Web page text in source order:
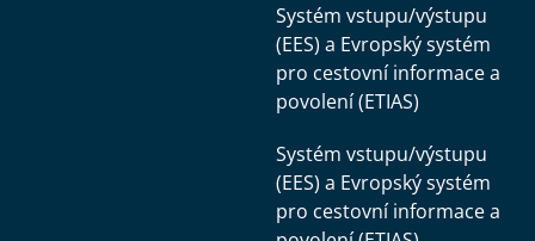
Systém vstupu/výstupu
(EES) a Evropský systém
pro cestovní informace a
povolení (ETIAS)
Systém vstupu/výstupu
(EES) a Evropský systém
pro cestovní informace a